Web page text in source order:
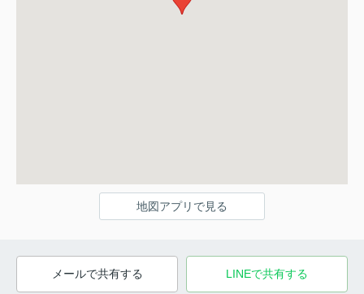
地図アプリで見る
メールで共有する LINEで共有する